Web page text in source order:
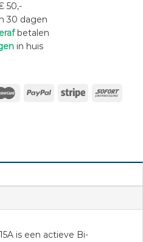
50,-
30 dagen
betalen
in huis
is een actieve Bi-